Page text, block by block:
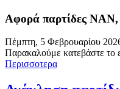
Αφορά παρτίδες NAN,
Πέμπτη, 5 Φεβρουαρίου
Παρακαλούμε κατεβάστε το
Περισσοτερα